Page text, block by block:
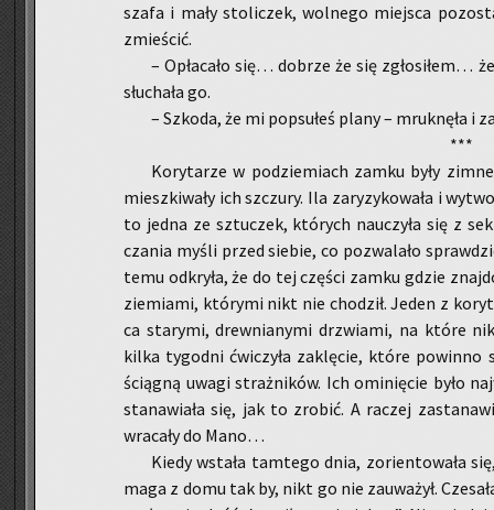
szafa i mały sto­li­czek, wol­ne­go miej­sca
zmie­ścić.
– Opła­ca­ło się… do­brze że się zgło­si­łem…
słu­cha­ła go.
– Szko­da, że mi po­psu­łeś plany – mruk­nę­ła i
***
Ko­ry­ta­rze w pod­zie­miach zamku były
miesz­ki­wa­ły ich szczu­ry. Ila za­ry­zy­ko­wa­ła i
to jedna ze sztu­czek, któ­rych na­uczy­ła się z
cza­nia myśli przed sie­bie, co po­zwa­la­ło
temu od­kry­ła, że do tej czę­ści zamku gdzie
zie­mia­mi, któ­ry­mi nikt nie cho­dził. Jeden z
ca sta­ry­mi, drew­nia­ny­mi drzwia­mi, na które
kilka ty­go­dni ćwi­czy­ła za­klę­cie, które po­win­no
ścią­gną uwagi straż­ni­ków. Ich omi­nię­cie było
sta­na­wia­ła się, jak to zro­bić. A ra­czej
wra­ca­ły do Mano…
Kiedy wsta­ła tam­te­go dnia, zo­rien­to­wa­ła
maga z domu tak by, nikt go nie za­uwa­żył.